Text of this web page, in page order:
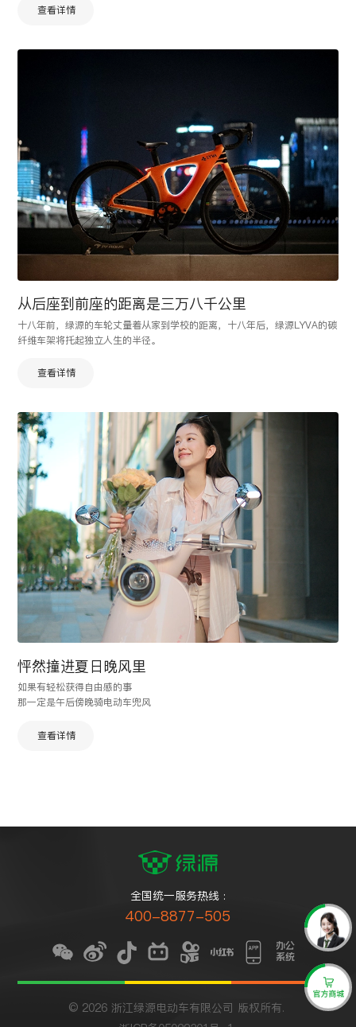
查看详情
从后座到前座的距离是三万八千公里
十八年前，绿源的车轮丈量着从家到学校的距离，十八年后，绿源LYVA的碳
纤维车架将托起独立人生的半径。
查看详情
怦然撞进夏日晚风里
如果有轻松获得自由感的事
那一定是午后傍晚骑电动车兜风
查看详情
全国统一服务热线 :
400-8877-505
© 2026 浙江绿源电动车有限公司 版权所有.